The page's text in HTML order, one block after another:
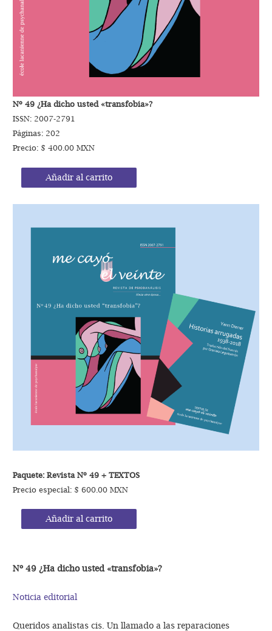
Nº 49 ¿Ha dicho usted «transfobia»?
ISSN: 2007-2791
Páginas: 202
Precio: $ 400.00 MXN
Añadir al carrito
Paquete: Revista Nº 49 + TEXTOS
Precio especial: $ 600.00 MXN
Añadir al carrito
Nº 49 ¿Ha dicho usted «transfobia»?
Noticia editorial
Queridos analistas cis. Un llamado a las reparaciones